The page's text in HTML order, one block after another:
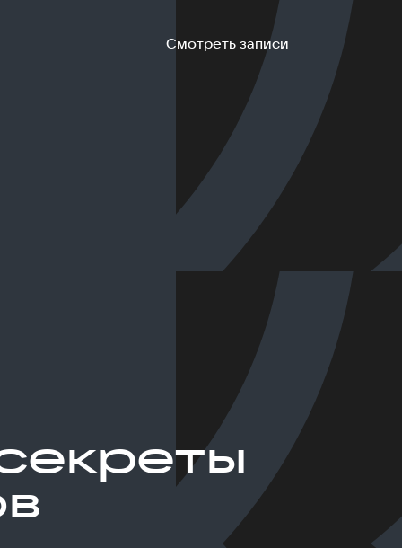
Смотреть записи